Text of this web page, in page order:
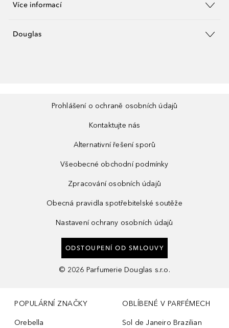
Více informací
Douglas
Prohlášení o ochraně osobních údajů
Kontaktujte nás
Alternativní řešení sporů
Všeobecné obchodní podmínky
Zpracování osobních údajů
Obecná pravidla spotřebitelské soutěže
Nastavení ochrany osobních údajů
ODSTOUPENÍ OD SMLOUVY
© 2026 Parfumerie Douglas s.r.o.
POPULÁRNÍ ZNAČKY
Orebella
OBLÍBENÉ V PARFÉMECH
Sol de Janeiro Brazilian